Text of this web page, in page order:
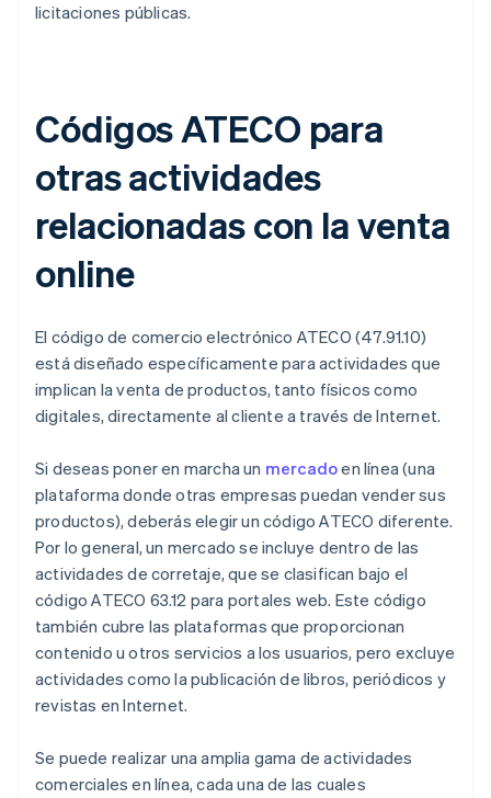
licitaciones públicas.
Códigos ATECO para
otras actividades
relacionadas con la venta
online
El código de comercio electrónico ATECO (47.91.10)
está diseñado específicamente para actividades que
implican la venta de productos, tanto físicos como
digitales, directamente al cliente a través de Internet.
Si deseas poner en marcha un mercadoen línea (una
plataforma donde otras empresas puedan vender sus
productos), deberás elegir un código ATECO diferente.
Por lo general, un mercado se incluye dentro de las
actividades de corretaje, que se clasifican bajo el
código ATECO 63.12 para portales web. Este código
también cubre las plataformas que proporcionan
contenido u otros servicios a los usuarios, pero excluye
actividades como la publicación de libros, periódicos y
revistas en Internet.
Se puede realizar una amplia gama de actividades
comerciales en línea, cada una de las cuales